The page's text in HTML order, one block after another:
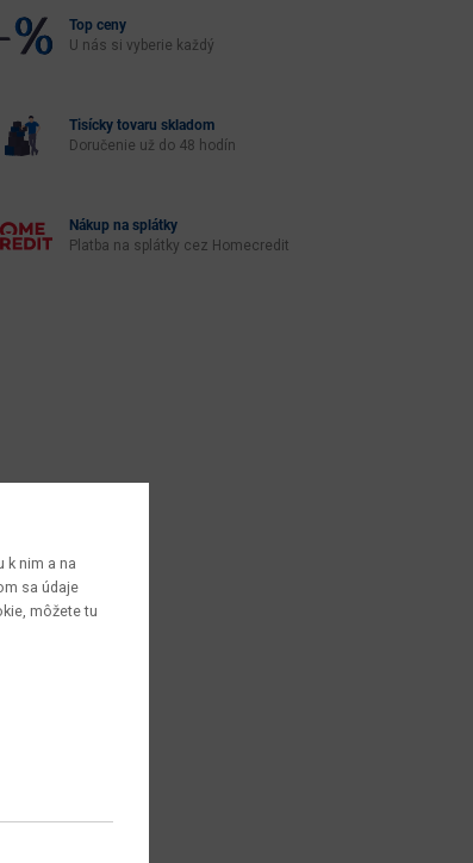
Top ceny
U nás si vyberie každý
Tisícky tovaru skladom
Doručenie už do 48 hodín
Nákup na splátky
Platba na splátky cez Homecredit
k nim a na
sa údaje
môžete tu